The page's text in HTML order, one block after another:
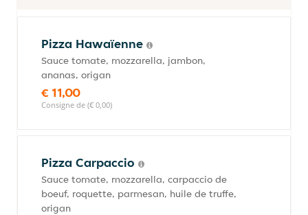
Pizza Hawaïenne
Sauce tomate, mozzarella, jambon,
ananas, origan
€ 11,00
Consigne de (€ 0,00)
Pizza Carpaccio
Sauce tomate, mozzarella, carpaccio de
boeuf, roquette, parmesan, huile de truffe,
origan